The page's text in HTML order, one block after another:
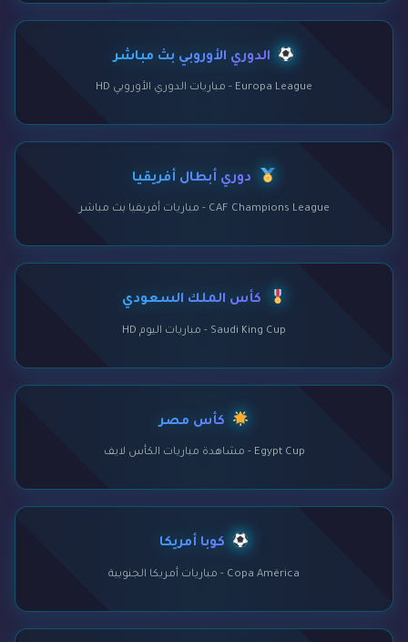
الدوري الأوروبي بث مباشر
Europa League - مباريات الدوري الأوروبي HD
دوري أبطال أفريقيا
CAF Champions League - مباريات أفريقيا بث مباشر
كأس الملك السعودي
Saudi King Cup - مباريات اليوم HD
كأس مصر
Egypt Cup - مشاهدة مباريات الكأس لايف
كوبا أمريكا
Copa América - مباريات أمريكا الجنوبية